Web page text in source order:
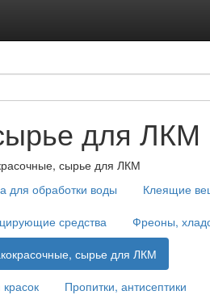
для ЛКМ
сырье для ЛКМ
для обработки воды
Клеящие
средства
Фреоны,
сырье для ЛКМ
Пропитки, антисептики